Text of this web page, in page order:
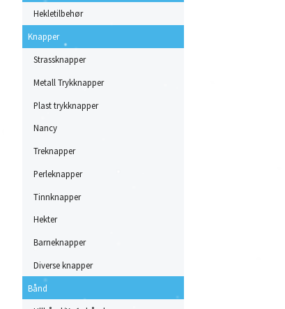
Hekletilbehør
Knapper
Strassknapper
Metall Trykknapper
Plast trykknapper
Nancy
Treknapper
Perleknapper
Tinnknapper
Hekter
Barneknapper
Diverse knapper
Bånd